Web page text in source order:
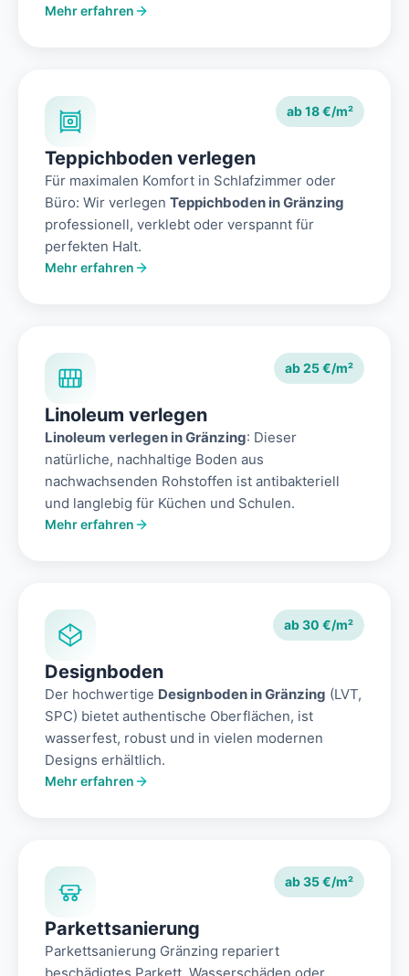
Mehr erfahren
ab 18 €/m²
Teppichboden verlegen
Für maximalen Komfort in Schlafzimmer oder
Büro: Wir verlegen Teppichboden in Gränzing
professionell, verklebt oder verspannt für
perfekten Halt.
Mehr erfahren
ab 25 €/m²
Linoleum verlegen
Linoleum verlegen in Gränzing: Dieser
natürliche, nachhaltige Boden aus
nachwachsenden Rohstoffen ist antibakteriell
und langlebig für Küchen und Schulen.
Mehr erfahren
ab 30 €/m²
Designboden
Der hochwertige Designboden in Gränzing (LVT,
SPC) bietet authentische Oberflächen, ist
wasserfest, robust und in vielen modernen
Designs erhältlich.
Mehr erfahren
ab 35 €/m²
Parkettsanierung
Parkettsanierung Gränzing repariert